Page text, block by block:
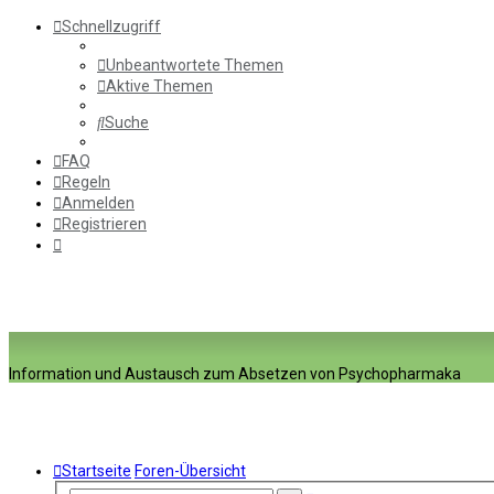
Schnellzugriff
Unbeantwortete Themen
Aktive Themen
Suche
FAQ
Regeln
Anmelden
Registrieren
Information und Austausch zum Absetzen von Psychopharmaka
Startseite Foren-Übersicht